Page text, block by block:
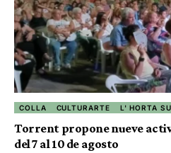
COLLA CULTURARTE L' HORTA
Torrent propone nueve
del 7 al 10 de agosto